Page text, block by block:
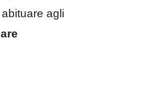
agli